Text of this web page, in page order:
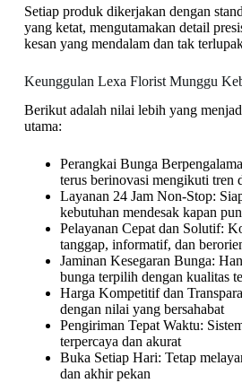
Setiap produk dikerjakan dengan
yang ketat, mengutamakan detail
kesan yang mendalam dan tak
Keunggulan Lexa Florist Munggu
Berikut adalah nilai lebih yang
utama:
Perangkai Bunga
terus berinovasi mengikuti tren
Layanan 24 Jam Non-Stop:
kebutuhan mendesak kapan pun
Pelayanan Cepat dan Solutif:
tanggap, informatif, dan
Jaminan Kesegaran Bunga:
bunga terpilih dengan kualitas
Harga Kompetitif dan
dengan nilai yang bersahabat
Pengiriman Tepat Waktu:
terpercaya dan akurat
Buka Setiap Hari: Tetap
dan akhir pekan